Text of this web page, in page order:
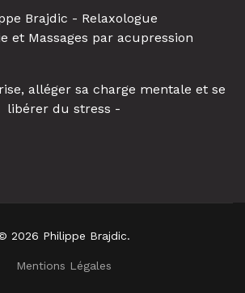
Brajdic - Relaxologue
et Massages par acupression
alléger sa charge mentale et se
libérer du stress -
2026 Philippe Brajdic.
Mentions Légales